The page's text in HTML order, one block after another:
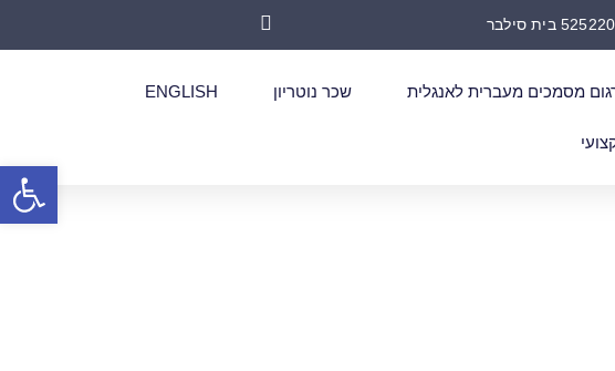
מסמכים מעברית לאנגלית שכר נוטריון ENGLISH
פתח